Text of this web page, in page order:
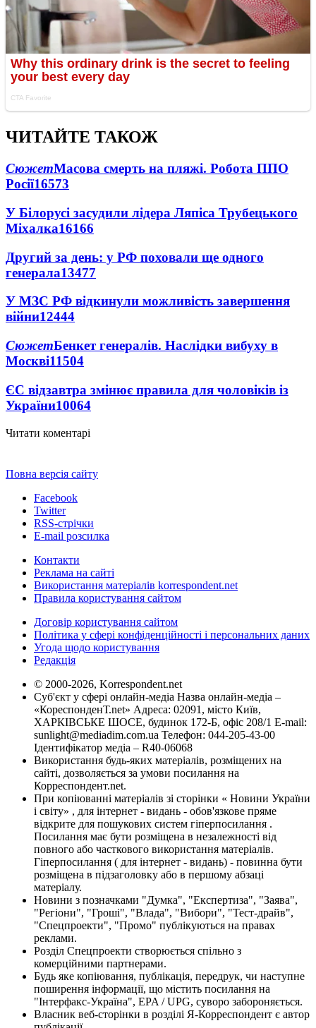
ЧИТАЙТЕ ТАКОЖ
СюжетМасова смерть на пляжі. Робота ППО
Росії16573
У Білорусі засудили лідера Ляпіса Трубецького
Міхалка16166
Другий за день: у РФ поховали ще одного
генерала13477
У МЗС РФ відкинули можливість завершення
війни12444
СюжетБенкет генералів. Наслідки вибуху в
Москві11504
ЄС відзавтра змінює правила для чоловіків із
України10064
Читати коментарі
Повна версія сайту
Facebook
Twitter
RSS-стрічки
E-mail розсилка
Контакти
Реклама на сайті
Використання матеріалів korrespondent.net
Правила користування сайтом
Договір користування сайтом
Політика у сфері конфіденційності і персональних даних
Угода щодо користування
Редакція
© 2000-2026, Korrespondent.net
Суб'єкт у сфері онлайн-медіа Назва онлайн-медіа –
«КореспонденТ.net» Адреса: 02091, місто Київ,
ХАРКІВСЬКЕ ШОСЕ, будинок 172-Б, офіс 208/1 E-mail:
sunlight@mediadim.com.ua Телефон: 044-205-43-00
Ідентифікатор медіа – R40-06068
Використання будь-яких матеріалів, розміщених на
сайті, дозволяється за умови посилання на
Корреспондент.net.
При копіюванні матеріалів зі сторінки « Новини України
і світу» , для інтернет - видань - обов'язкове пряме
відкрите для пошукових систем гіперпосилання .
Посилання має бути розміщена в незалежності від
повного або часткового використання матеріалів.
Гіперпосилання ( для інтернет - видань) - повинна бути
розміщена в підзаголовку або в першому абзаці
матеріалу.
Новини з позначками "Думка", "Експертиза", "Заява",
"Регіони", "Гроші", "Влада", "Вибори", "Тест-драйв",
"Спецпроекти", "Промо" публікуються на правах
реклами.
Розділ Спецпроекти створюється спільно з
комерційними партнерами.
Будь яке копіювання, публікація, передрук, чи наступне
поширення інформації, що містить посилання на
"Інтерфакс-Україна", EPA / UPG, суворо забороняється.
Власник веб-сторінки в розділі Я-Корреспондент є автор